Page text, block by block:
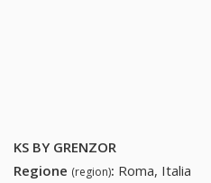
KS BY GRENZOR
Regione (region): Roma, Italia